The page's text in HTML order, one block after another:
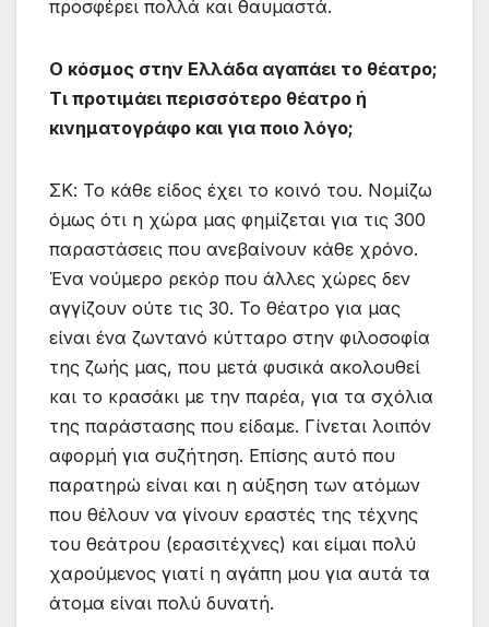
προσφέρει πολλά και θαυμαστά.
Ο κόσμος στην Ελλάδα αγαπάει το θέατρο;
Τι προτιμάει περισσότερο θέατρο ή
κινηματογράφο και για ποιο λόγο;
ΣΚ: Το κάθε είδος έχει το κοινό του. Νομίζω
όμως ότι η χώρα μας φημίζεται για τις 300
παραστάσεις που ανεβαίνουν κάθε χρόνο.
Ένα νούμερο ρεκόρ που άλλες χώρες δεν
αγγίζουν ούτε τις 30. Το θέατρο για μας
είναι ένα ζωντανό κύτταρο στην φιλοσοφία
της ζωής μας, που μετά φυσικά ακολουθεί
και το κρασάκι με την παρέα, για τα σχόλια
της παράστασης που είδαμε. Γίνεται λοιπόν
αφορμή για συζήτηση. Επίσης αυτό που
παρατηρώ είναι και η αύξηση των ατόμων
που θέλουν να γίνουν εραστές της τέχνης
του θεάτρου (ερασιτέχνες) και είμαι πολύ
χαρούμενος γιατί η αγάπη μου για αυτά τα
άτομα είναι πολύ δυνατή.